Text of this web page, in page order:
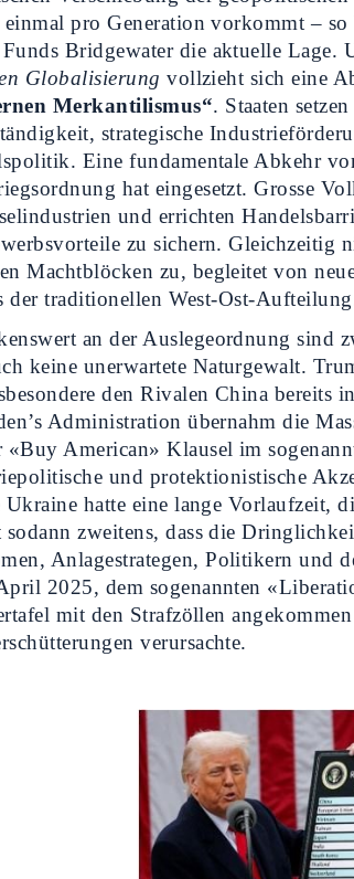
pro Generation vorkommt – so
Bridgewater die aktuelle Lage.
Globalisierung vollzieht sich eine
Merkantilismus“. Staaten
strategische
Eine fundamentale Abkehr
hat eingesetzt. Grosse
und errichten
zu sichern. Gleichzeitig
Machtblöcken zu, begleitet von
der traditionellen West-Ost-
an der Auslegeordnung sind
keine unerwartete Naturgewalt.
den Rivalen China bereits
Administration übernahm die
«Buy American» Klausel im
und protektionistische
Ukraine hatte eine lange Vorlaufzeit,
sodann zweitens, dass die
Anlagestrategen, Politikern und
2025, dem sogenannten
mit den Strafzöllen
verursachte.